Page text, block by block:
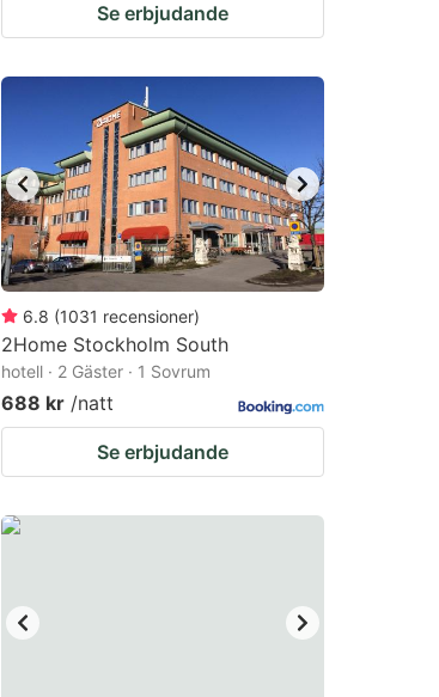
Se erbjudande
6.8 (1031 recensioner)
2Home Stockholm South
hotell · 2 Gäster · 1 Sovrum
688 kr /natt
Se erbjudande